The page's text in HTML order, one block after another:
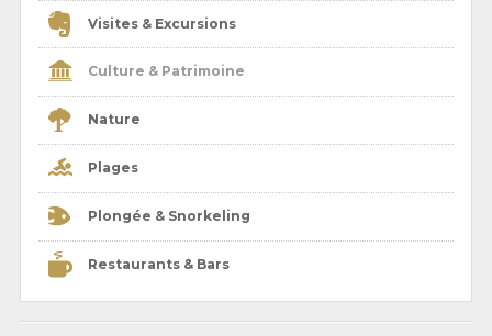
Visites & Excursions
Culture & Patrimoine
Nature
Plages
Plongée & Snorkeling
Restaurants & Bars